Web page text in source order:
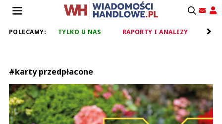
POLECAMY: TYLKO U NAS RAPORTY I ANALIZY
#karty przedpłacone